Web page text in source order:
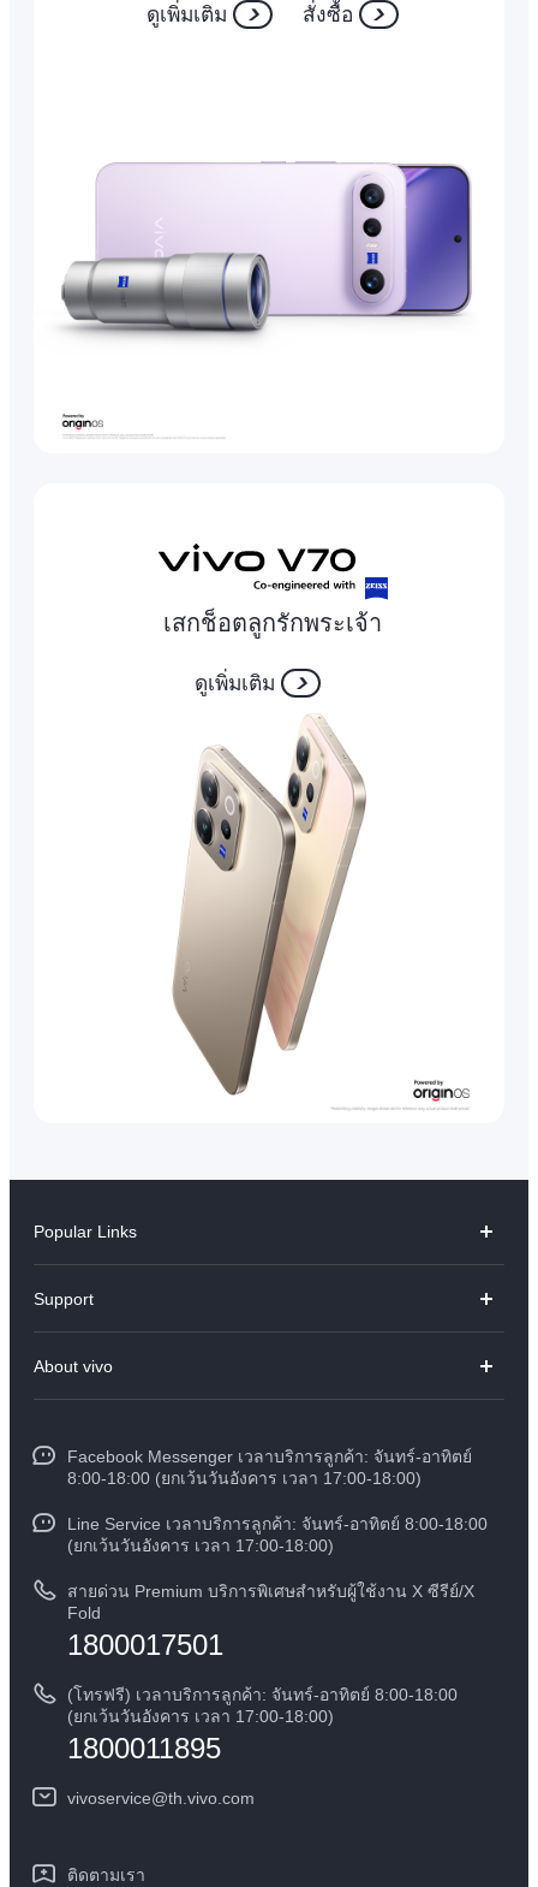
ดูเพิ่มเติม สั่งซื้อ
เสกช็อตลูกรักพระเจ้า
ดูเพิ่มเติม
Popular Links
X300
Y31 5G
Support
Funtouch OS
สอบถามเกี่ยวกับราคาอะไหล่
การตรวจยืนยันหมายเลข IMEI
คำแนะนำเกี่ยวกับบัตรรับประกันของ vivo
ดาวน์โหลด LUTs สำหรับการคืนค่า Log
About vivo
ข้อมูลข่าว
สมัครงานที่ vivo
ข้อกฏหมาย
เกี่ยวกับเรา
ศูนย์ความเป็นส่วนตัวของวีโว่
ความยั่งยืน
Facebook Messenger เวลาบริการลูกค้า: จันทร์-อาทิตย์
8:00-18:00 (ยกเว้นวันอังคาร เวลา 17:00-18:00)
Line Service เวลาบริการลูกค้า: จันทร์-อาทิตย์ 8:00-18:00
(ยกเว้นวันอังคาร เวลา 17:00-18:00)
สายด่วน Premium บริการพิเศษสำหรับผู้ใช้งาน X ซีรีย์/X
Fold
1800017501
(โทรฟรี) เวลาบริการลูกค้า: จันทร์-อาทิตย์ 8:00-18:00
(ยกเว้นวันอังคาร เวลา 17:00-18:00)
1800011895
vivoservice@th.vivo.com
ติดตามเรา